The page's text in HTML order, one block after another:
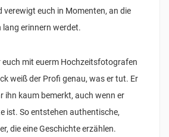
verewigt euch in Momenten, an die
lang erinnern werdet.
euch mit euerm Hochzeitsfotografen
weiß der Profi genau, was er tut. Er
ihn kaum bemerkt, auch wenn er
ist. So entstehen authentische,
die eine Geschichte erzählen.